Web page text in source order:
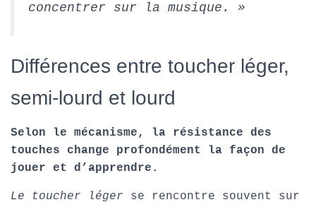
concentrer sur la musique. »
Différences entre toucher léger,
semi-lourd et lourd
Selon le mécanisme, la résistance des
touches change profondément la façon de
jouer et d’apprendre.
Le toucher léger se rencontre souvent sur